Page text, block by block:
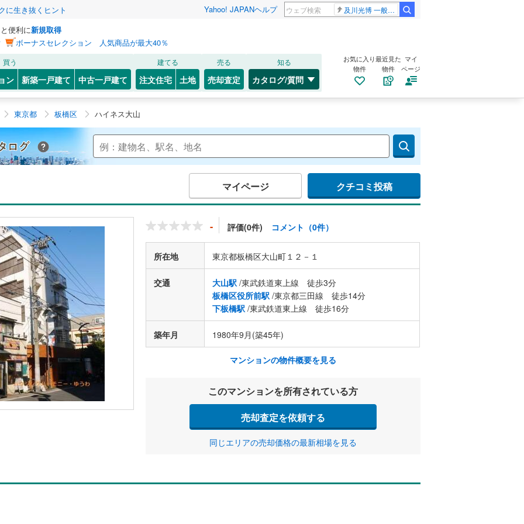
生き抜くヒント Yahoo! JAPANヘルプ 及川光博 一般女性
便利に新規取得
ボーナスセレクション 人気商品が最大40％
買う
ン 新築一戸建て 中古一戸建て
建てる
注文住宅 土地
売る
売却査定
知る
カタログ/質問
お気に入り
物件
最近見た
物件
マイ
ページ
東京都 板橋区 ハイネス大山
Yahoo!不動産 マンションカタログ
マイページ クチコミ投稿
- 評価(0件) コメント（0件）
所在地 東京都板橋区大山町１２－１
交通 大山駅 /東武鉄道東上線 徒歩3分
板橋区役所前駅 /東京都三田線 徒歩14分
下板橋駅 /東武鉄道東上線 徒歩16分
築年月 1980年9月(築45年)
マンションの物件概要を見る
このマンションを所有されている方
売却査定を依頼する
同じエリアの売却価格の最新相場を見る